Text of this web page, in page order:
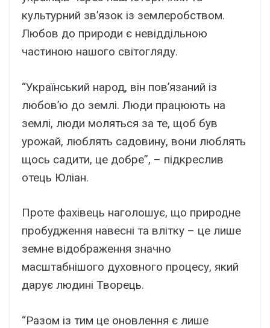
культурний зв’язок із землеробством.
Любов до природи є невіддільною
частиною нашого світогляду.
“Український народ, він пов’язаний із
любов’ю до землі. Люди працюють на
землі, люди моляться за те, щоб був
урожай, люблять садовину, вони люблять
щось садити, це добре”, – підкреслив
отець Юліан.
Проте фахівець наголошує, що природне
пробудження навесні та влітку – це лише
земне відображення значно
масштабнішого духовного процесу, який
дарує людині Творець.
“Разом із тим це оновлення є лише